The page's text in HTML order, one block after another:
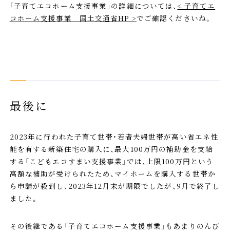
「子育てエコホーム支援事業」の詳細については、 < 子育てエ
コホーム支援事業 国土交通省HP >でご確認くださいね。
最後に
2023年に行われた子育て世帯・若者夫婦世帯が高い省エネ性
能を有する新築住宅の購入に、最大100万円の補助金を支給
する「こどもエコすまい支援事業」では、上限100万円という
高額な補助が受けられたため、マイホームを購入する世帯か
ら申請が殺到し、2023年12月末が期限でしたが、9月で終了し
ました。
その後継である「子育てエコホーム支援事業」もあまりのんび